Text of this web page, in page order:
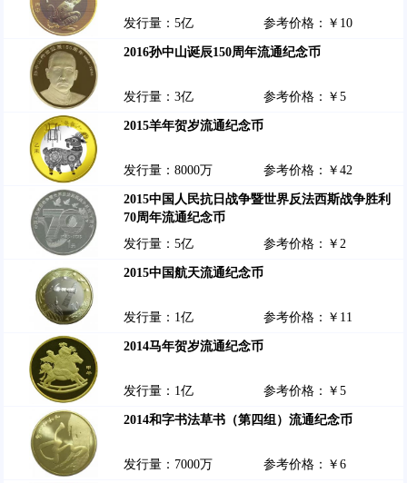
发行量：5亿 参考价格：￥10
2016孙中山诞辰150周年流通纪念币
发行量：3亿 参考价格：￥5
2015羊年贺岁流通纪念币
发行量：8000万 参考价格：￥42
2015中国人民抗日战争暨世界反法西斯战争胜利
70周年流通纪念币
发行量：5亿
参考价格：￥2
2015中国航天流通纪念币
发行量：1亿 参考价格：￥11
2014马年贺岁流通纪念币
发行量：1亿 参考价格：￥5
2014和字书法草书（第四组）流通纪念币
发行量：7000万 参考价格：￥6